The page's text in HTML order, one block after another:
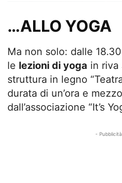
…ALLO YOGA
Ma non solo: dalle
le lezioni di yoga in riva
struttura in legno
durata di un’ora e
dall’associazione “It’s
-